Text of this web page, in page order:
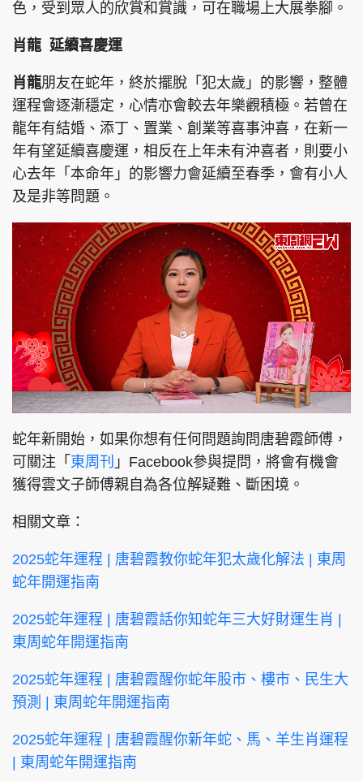
聯絡我們
隱私政策聲明
Copyright © 東周網 版權所有 . 不得轉載
©Eastweek.com.hk. All rights reserved.
色，受到眾人的欣賞和賞識，可在職場上大展拳腳。
肖龍 延續喜慶運
肖龍朋友在蛇年，終於擺脫「犯太歲」的影響，整體
運程會逐漸穩定，心情亦會較去年樂觀積極。若曾在
龍年有結婚、添丁、置業、創業等喜事沖喜，在新一
年有望延續喜慶運，相反在上年未有沖喜者，則要小
心去年「本命年」的影響力會延續至春季，會有小人
及是非等問題。
U
n
t
e
o
e
d
8
.
4
3
%
蛇年新開始，如果你想有任何問題詢問唐碧霞師傅，
可關注「 東周刊 」Facebook參與提問，將會有機會
獲得雲文子師傅親自為各位解疑難、斷困境。
相關文章：
2025蛇年運程 | 唐碧霞教你蛇年犯太歲化解法 | 東周
蛇年開運指南
2025蛇年運程 | 唐碧霞話你知蛇年三大好財運生肖 |
東周蛇年開運指南
2025蛇年運程 | 唐碧霞醒你蛇年股市、樓市、民生大
預測 | 東周蛇年開運指南
2025蛇年運程 | 唐碧霞醒你新年蛇、馬、羊生肖運程
| 東周蛇年開運指南